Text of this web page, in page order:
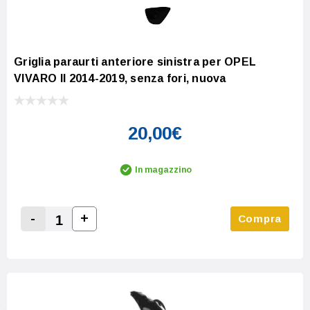
Griglia paraurti anteriore sinistra per OPEL
VIVARO II 2014-2019, senza fori, nuova
20,00€
In magazzino
Decrease Quantity:
-
Increase Quantity:
+ Compra